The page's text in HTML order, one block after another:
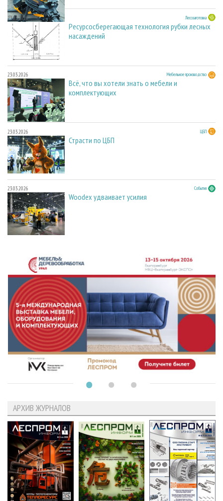
23.03.2026 Лесозаготовка
Ресурсосберегающая технология рубки лесных
насаждений
23.03.2026 Мебельное производство
Всё, что вы хотели знать о мебели и
комплектующих
23.03.2026 ЦБП
Страсти по ЦБП
23.03.2026 События
Woodex удваивает усилия
АРХИВ ЖУРНАЛОВ